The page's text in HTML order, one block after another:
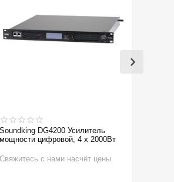
Soundking DG4200 Усилитель
мощности цифровой, 4 х 2000Вт
Свяжитесь с нами насчёт цены